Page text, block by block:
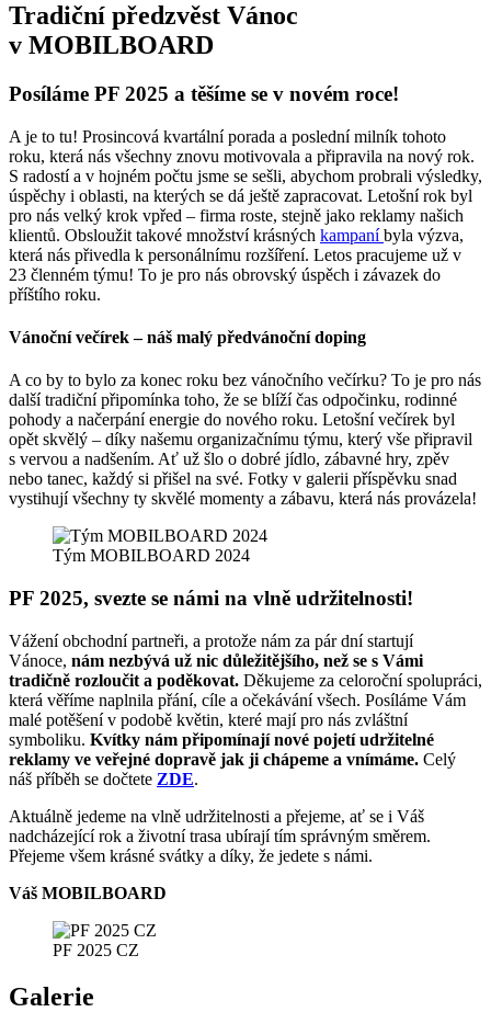
Tradiční předzvěst Vánoc
v MOBILBOARD
Posíláme PF 2025 a těšíme se v novém roce!
A je to tu! Prosincová kvartální porada a poslední milník tohoto
roku, která nás všechny znovu motivovala a připravila na nový rok.
S radostí a v hojném počtu jsme se sešli, abychom probrali výsledky,
úspěchy i oblasti, na kterých se dá ještě zapracovat. Letošní rok byl
pro nás velký krok vpřed – firma roste, stejně jako reklamy našich
klientů. Obsloužit takové množství krásných kampaníbyla výzva,
která nás přivedla k personálnímu rozšíření. Letos pracujeme už v
23 členném týmu! To je pro nás obrovský úspěch i závazek do
příštího roku.
Vánoční večírek – náš malý předvánoční doping
A co by to bylo za konec roku bez vánočního večírku? To je pro nás
další tradiční připomínka toho, že se blíží čas odpočinku, rodinné
pohody a načerpání energie do nového roku. Letošní večírek byl
opět skvělý – díky našemu organizačnímu týmu, který vše připravil
s vervou a nadšením. Ať už šlo o dobré jídlo, zábavné hry, zpěv
nebo tanec, každý si přišel na své. Fotky v galerii příspěvku snad
vystihují všechny ty skvělé momenty a zábavu, která nás provázela!
Tým MOBILBOARD 2024
PF 2025, svezte se námi na vlně udržitelnosti!
Vážení obchodní partneři, a protože nám za pár dní startují
Vánoce, nám nezbývá už nic důležitějšího, než se s Vámi
tradičně rozloučit a poděkovat. Děkujeme za celoroční spolupráci,
která věříme naplnila přání, cíle a očekávání všech. Posíláme Vám
malé potěšení v podobě květin, které mají pro nás zvláštní
symboliku. Kvítky nám připomínají nové pojetí udržitelné
reklamy ve veřejné dopravě jak ji chápeme a vnímáme. Celý
náš příběh se dočtete ZDE.
Aktuálně jedeme na vlně udržitelnosti a přejeme, ať se i Váš
nadcházející rok a životní trasa ubírají tím správným směrem.
Přejeme všem krásné svátky a díky, že jedete s námi.
Váš MOBILBOARD
PF 2025 CZ
Galerie